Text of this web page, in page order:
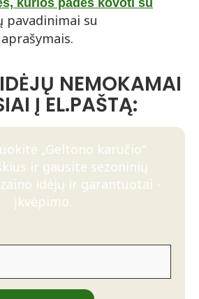
kurios padės kovoti su
pavadinimai su
NEMOKAMAI
Į EL.PAŠTĄ:
„Geltono karučio“
ir gausite sezoninių
idėjų ir garantuotai -
įkvėpimo.